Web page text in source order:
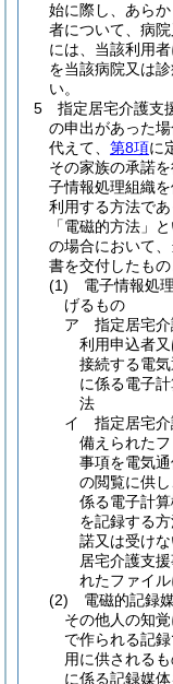
始に際し、あら
者について、病
には、当該利用
を当該病院又は
い。
5
指定居宅介護支
の申出があった場
代えて、 第8項に
その家族の承諾
子情報処理組織
利用する方法で
「電磁的方法」
の場合において
書を交付したもの
(1)
電子情報処
げるもの
ア
指定居宅
利用申込者
接続する電
に係る電子
法
イ
指定居宅
備えられた
事項を電気
の閲覧に供
係る電子計
を記録する
諾又は受け
居宅介護支
れたファイ
(2)
電磁的記録
その他人の知
で作られる記
用に供されるも
に係る記録媒